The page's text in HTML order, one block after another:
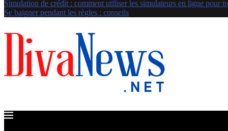
Simulation de crédit : comment utiliser les simulateurs en ligne pour
Se baigner pendant les règles : conseils